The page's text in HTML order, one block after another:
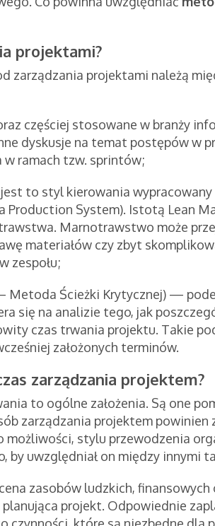
projektami?
zarządzania projektami należą
częściej stosowane w branży
dyskusje na temat postępów w
w ramach tzw. sprintów;
to styl kierowania
Production System). Istotą Lean
Marnotrawstwo może
materiałów czy zbyt
zespołu;
Metoda Ścieżki Krytycznej) —
się na analizie tego, jak
czas trwania projektu. Takie
założonych terminów.
zarządzania projektem?
to ogólne założenia. Są one
zarządzania projektem
stylu przewodzenia
by uwzględniał on między innymi
zasobów ludzkich, finansowych
projekt. Odpowiednie